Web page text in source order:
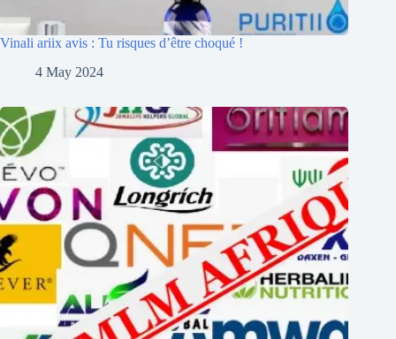
Vinali ariix avis : Tu risques d’être choqué !
4 May 2024